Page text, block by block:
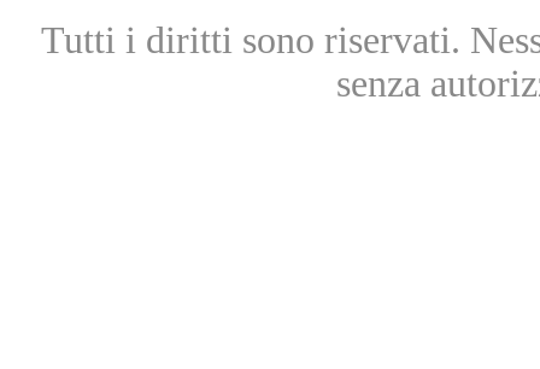
Tutti i diritti sono riservati.
senza